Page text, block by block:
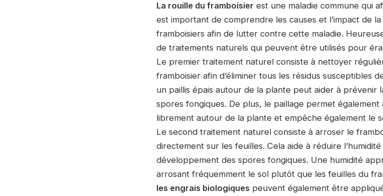
La rouille du framboisier est une maladie commune qui
est important de comprendre les causes et l’impact de
framboisiers afin de lutter contre cette maladie.
de traitements naturels qui peuvent être utilisés pour
Le premier traitement naturel consiste à nettoyer
framboisier afin d’éliminer tous les résidus susceptibles
un paillis épais autour de la plante peut aider à prévenir
spores fongiques. De plus, le paillage permet également
librement autour de la plante et empêche également le
Le second traitement naturel consiste à arroser le
directement sur les feuilles. Cela aide à réduire
développement des spores fongiques. Une humidité
arrosant fréquemment le sol plutôt que les feuilles du
les engrais biologiques peuvent également être